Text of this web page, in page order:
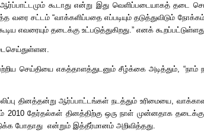
கூடாது என்று இது வெளிப்படையாகத் தடை
வரை சட்டம்“வாக்களிப்பதை எப்படியும் தடுத்துவிடும்
எவரையும் தடைக்கு உட்படுத்துகிறது.” எனக்
.
செய்தியை எகத்தாளத்துடனும் சீழ்க்கை அடித்தும், “நாம்
தினத்தன்று ஆர்ப்பாட்டங்கள் நடத்தும் உரிமையை,
2010தேர்தல்கள் தினத்திற்கு ஒரு நாள் முன்னதாக
போதாது என்றும் இத்தீர்மானம் அறிவித்தது.